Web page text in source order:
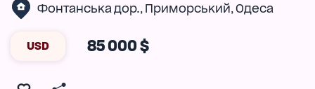
Фонтанська дор., Приморський, Одеса
USD 85 000 $